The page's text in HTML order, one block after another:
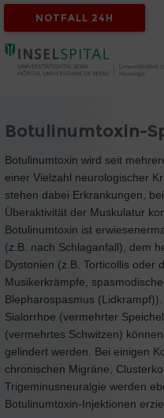
NOTFALL 24H
Botulinumtoxin-
Botulinumtoxin wird seit
einer Vielzahl neurologischer
stehen dabei Erkrankungen,
Überaktivität der Muskulatur
Botulinumtoxin ist
(z.B. nach Schlaganfall), dem
Dystonien (z.B. Torticollis oder
Musikerkrämpfe,
Blepharospasmus
Sialorrhoe (vermehrter
(vermehrtes Schwitzen)
gelindert werden. Bei einigen
chronischen Migräne,
Trigeminusneuralgie werden
Botulinumtoxin-Injektionen